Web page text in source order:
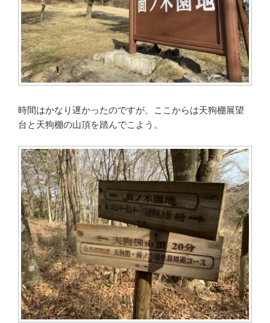
時間はかなり遅かったのですが、ここからは天狗棚展望
台と天狗棚の山頂を踏んでこよう。